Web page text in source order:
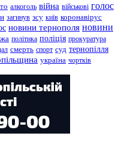
алкоголь війна військові голос
загинув зсу київ коронавірус
новини тернополя новини
політика поліція прокуратура
смерть спорт суд тернопілля
україна чортків